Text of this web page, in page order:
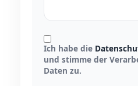
Ich habe die
und stimme der
Daten zu.